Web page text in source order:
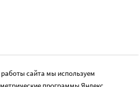
сайта мы используем